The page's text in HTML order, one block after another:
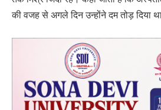
की वजह से अगले दिन उन्होंने दम तोड़ दिया